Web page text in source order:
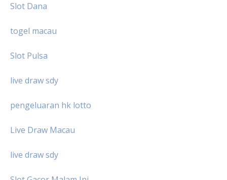
Slot Dana
togel macau
Slot Pulsa
live draw sdy
pengeluaran hk lotto
Live Draw Macau
live draw sdy